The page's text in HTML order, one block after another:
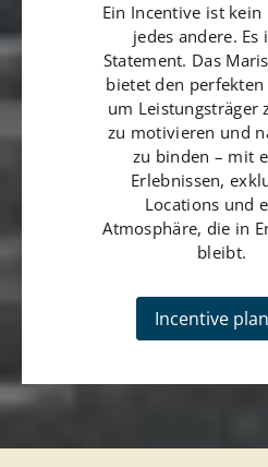
Ein Incentive ist kein
jedes andere. Es
Statement. Das
bietet den perfekten
um Leistungsträger
zu motivieren und
zu binden – mit
Erlebnissen,
Locations und
Atmosphäre, die in
bleibt.
Incentive